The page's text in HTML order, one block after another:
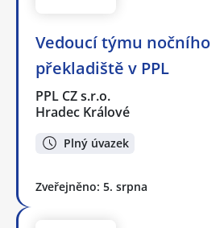
Vedoucí týmu nočního
překladiště v PPL
PPL CZ s.r.o.
Hradec Králové
Plný úvazek
Zveřejněno: 5. srpna